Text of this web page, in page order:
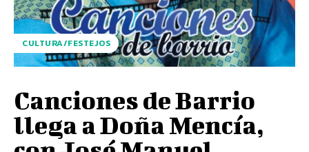
CULTURA/FESTEJOS
Canciones de Barrio
llega a Doña Mencía,